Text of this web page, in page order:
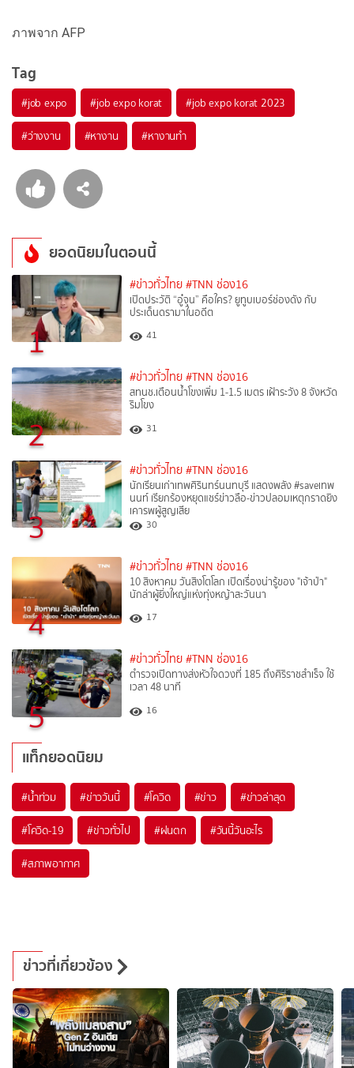
ภาพจาก AFP
Tag
#job expo #job expo korat #job expo korat 2023
#ว่างงาน #หางาน #หางานทำ
ยอดนิยมในตอนนี้
1
#ข่าวทั่วไทย #TNN ช่อง16
เปิดประวัติ “อู๋จุน” คือใคร? ยูทูบเบอร์ช่องดัง กับ
ประเด็นดรามาในอดีต
41
2
#ข่าวทั่วไทย #TNN ช่อง16
สทนช.เตือนน้ำโขงเพิ่ม 1-1.5 เมตร เฝ้าระวัง 8 จังหวัด
ริมโขง
31
3
#ข่าวทั่วไทย #TNN ช่อง16
นักเรียนเก่าเทพศิรินทร์นนทบุรี แสดงพลัง #saveเทพ
นนท์ เรียกร้องหยุดแชร์ข่าวลือ-ข่าวปลอมเหตุกราดยิง
เคารพผู้สูญเสีย
30
4
#ข่าวทั่วไทย #TNN ช่อง16
10 สิงหาคม วันสิงโตโลก เปิดเรื่องน่ารู้ของ "เจ้าป่า"
นักล่าผู้ยิ่งใหญ่แห่งทุ่งหญ้าสะวันนา
17
5
#ข่าวทั่วไทย #TNN ช่อง16
ตำรวจเปิดทางส่งหัวใจดวงที่ 185 ถึงศิริราชสำเร็จ ใช้
เวลา 48 นาที
16
แท็กยอดนิยม
#น้ำท่วม #ข่าววันนี้ #โควิด #ข่าว #ข่าวล่าสุด
#โควิด-19 #ข่าวทั่วไป #ฝนตก #วันนี้วันอะไร
#สภาพอากาศ
ข่าวที่เกี่ยวข้อง